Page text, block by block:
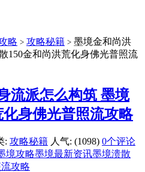
略 > 攻略秘籍 > 墨境金和尚洪
150金和尚洪荒化身佛光普照流
流派怎么构筑 墨境
身佛光普照流攻略
: 攻略秘籍 人气: (1098) 0个评论
境攻略墨境最新资讯墨境溃散
攻略